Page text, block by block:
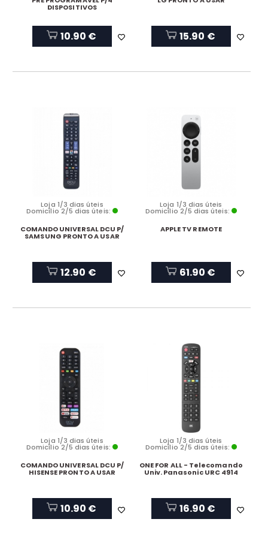
DISPOSITIVOS
10.90 € 15.90 €
Loja 1/3 dias úteis
Domicílio 2/5 dias úteis:
COMANDO UNIVERSAL DCU P/
SAMSUNG PRONTO A USAR
12.90 €
Loja 1/3 dias úteis
Domicílio 2/5 dias úteis:
APPLE TV REMOTE
61.90 €
Loja 1/3 dias úteis
Domicílio 2/5 dias úteis:
COMANDO UNIVERSAL DCU P/
HISENSE PRONTO A USAR
10.90 €
Loja 1/3 dias úteis
Domicílio 2/5 dias úteis:
ONE FOR ALL - Telecomando
Univ. Panasonic URC 4914
16.90 €